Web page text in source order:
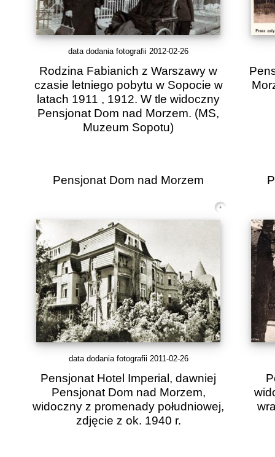
data dodania fotografii 2012-02-26
Rodzina Fabianich z Warszawy w
czasie letniego pobytu w Sopocie w
latach 1911 , 1912. W tle widoczny
Pensjonat Dom nad Morzem. (MS,
Muzeum Sopotu)
Pensjonat Dom nad Morzem
data dodania fotografii 2011-02-26
Pensjonat Hotel Imperial, dawniej
Pensjonat Dom nad Morzem,
widoczny z promenady południowej,
zdjęcie z ok. 1940 r.